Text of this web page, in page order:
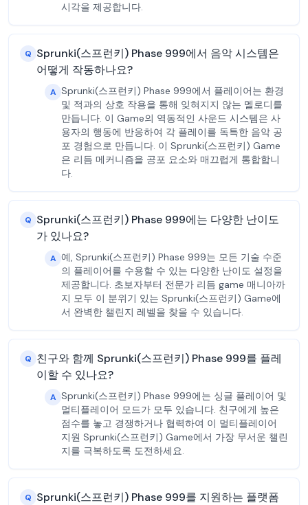
시각을 제공합니다.
Q Sprunki(스프런키) Phase 999에서 음악 시스템은
어떻게 작동하나요?
A Sprunki(스프런키) Phase 999에서 플레이어는 환경
및 적과의 상호 작용을 통해 잊혀지지 않는 멜로디를
만듭니다. 이 Game의 역동적인 사운드 시스템은 사
용자의 행동에 반응하여 각 플레이를 독특한 음악 공
포 경험으로 만듭니다. 이 Sprunki(스프런키) Game
은 리듬 메커니즘을 공포 요소와 매끄럽게 통합합니
다.
Q Sprunki(스프런키) Phase 999에는 다양한 난이도
가 있나요?
A 예, Sprunki(스프런키) Phase 999는 모든 기술 수준
의 플레이어를 수용할 수 있는 다양한 난이도 설정을
제공합니다. 초보자부터 전문가 리듬 game 매니아까
지 모두 이 분위기 있는 Sprunki(스프런키) Game에
서 완벽한 챌린지 레벨을 찾을 수 있습니다.
Q 친구와 함께 Sprunki(스프런키) Phase 999를 플레
이할 수 있나요?
A Sprunki(스프런키) Phase 999에는 싱글 플레이어 및
멀티플레이어 모드가 모두 있습니다. 친구에게 높은
점수를 놓고 경쟁하거나 협력하여 이 멀티플레이어
지원 Sprunki(스프런키) Game에서 가장 무서운 챌린
지를 극복하도록 도전하세요.
Q Sprunki(스프런키) Phase 999를 지원하는 플랫폼